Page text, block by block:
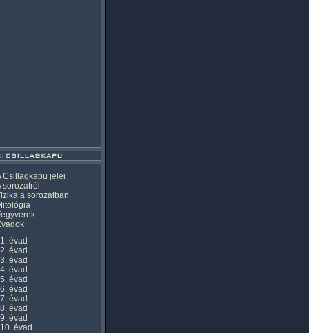
Csillagkapu jelei
sorozatról
a sorozatban
1. évad
2. évad
3. évad
4. évad
5. évad
6. évad
7. évad
8. évad
9. évad
10. évad